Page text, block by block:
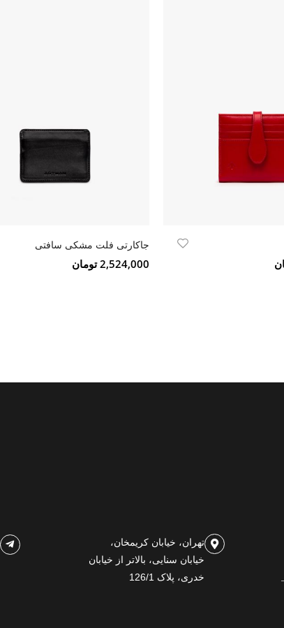
جاکارتی فلت مشکی سافتی
2,524,000 تومان
تهران، خیابان کریمخان،
خیابان سنایی، بالاتر از خیابان
خدری، پلاک 126/1